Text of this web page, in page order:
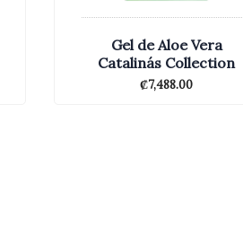
Gel de Aloe Vera
Catalinás Collection
₡7,488.00